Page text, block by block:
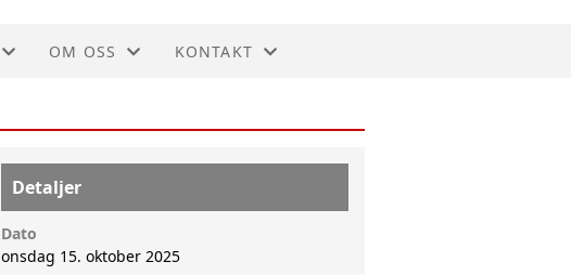
OM OSS
REKRUTTERING
KONTAKT
STYRET
INNMELDING
Detaljer
Dato
onsdag 15. oktober 2025